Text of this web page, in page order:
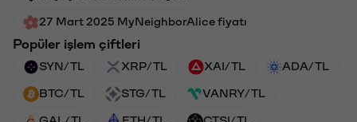
27 Mart 2025 MyNeighborAlice fiyatı
Popüler işlem çiftleri
SYN/TL XRP/TL XAI/TL ADA/TL
BTC/TL STG/TL VANRY/TL
GAL/TL ETH/TL CTSI/TL